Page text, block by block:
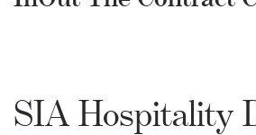
SIA Hospitality